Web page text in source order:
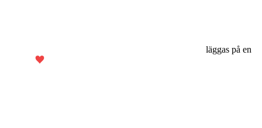
läggas på en